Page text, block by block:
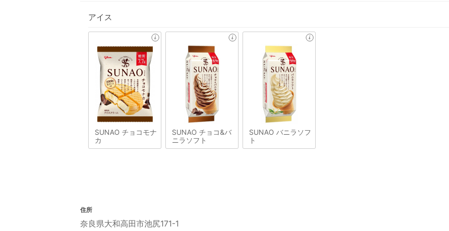
アイス
SUNAO チョコモナ
カ
SUNAO チョコ&バ
ニラソフト
SUNAO バニラソフ
ト
住所
奈良県大和高田市池尻171-1